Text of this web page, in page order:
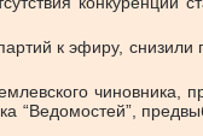
к эфиру, снизили
чиновника,
“Ведомостей”,